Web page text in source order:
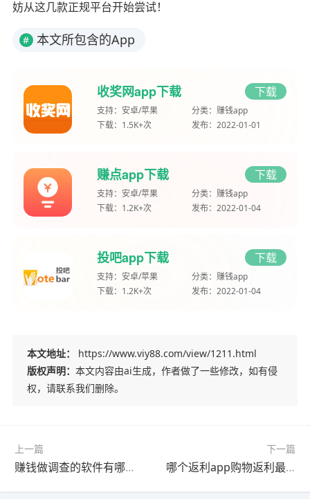
妨从这几款正规平台开始尝试！
# 本文所包含的App
收奖网app下载 下载
支持： 安卓/苹果 分类： 赚钱app
下载： 1.5K+次 发布： 2022-01-01
赚点app下载 下载
支持： 安卓/苹果 分类： 赚钱app
下载： 1.2K+次 发布： 2022-01-04
投吧app下载 下载
支持： 安卓/苹果 分类： 赚钱app
下载： 1.2K+次 发布： 2022-01-04
本文地址：
https://www.viy88.com/view/1211.html
版权声明： 本文内容由ai生成，作者做了一些修改，如有侵
权，请联系我们删除。
上一篇
赚钱做调查的软件有哪些？这三个app都能做调查问卷赚钱
下一篇
哪个返利app购物返利最高？返佣金最高的软件推荐